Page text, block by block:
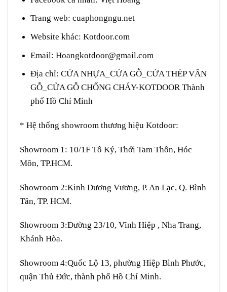
Trang web: cuaphongngu.net
Website khác: Kotdoor.com
Email: Hoangkotdoor@gmail.com
Địa chỉ: CỬA NHỰA_CỬA GỖ_CỬA THÉP VÂN
GỖ_CỬA GỖ CHỐNG CHÁY-KOTDOOR Thành
phố Hồ Chí Minh
* Hệ thống showroom thương hiệu Kotdoor:
Showroom 1: 10/1F Tô Ký, Thới Tam Thôn, Hóc
Môn, TP.HCM.
Showroom 2:Kinh Dương Vương, P. An Lạc, Q. Bình
Tân, TP. HCM.
Showroom 3:Đường 23/10, Vĩnh Hiệp , Nha Trang,
Khánh Hòa.
Showroom 4:Quốc Lộ 13, phường Hiệp Bình Phước,
quận Thủ Đức, thành phố Hồ Chí Minh.